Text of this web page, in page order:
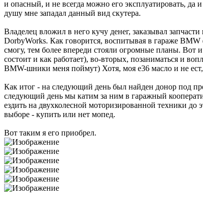
и опасный, и не всегда можно его эксплуатировать, да
душу мне западал данный вид скутера.
Владелец вложил в него кучу денег, заказывал
DorbyWorks. Как говорится, воспитывая в гараже BMW
смогу, тем более впереди стояли огромные планы. Вот
состоит и как работает), во-вторых, позаниматься и
BMW-шники меня поймут) Хотя, моя e36 масло и не ест,
Как итог - на следующий день был найден донор под
следующий день мы катим за ним в гаражный
ездить на двухколесной моторизированной техники
выборе - купить или нет мопед.
Вот таким я его приобрел.